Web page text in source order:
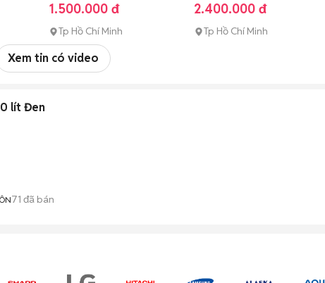
1.500.000 đ
Tp Hồ Chí Minh
2.400.000 đ
Tp Hồ Chí Minh
Xem tin có video
lít Đen
71 đã bán